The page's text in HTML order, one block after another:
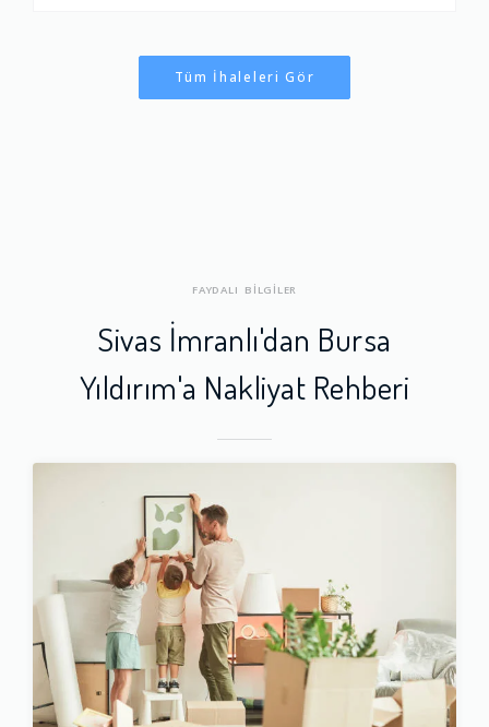
Tüm İhaleleri Gör
FAYDALI BİLGİLER
Sivas İmranlı'dan Bursa
Yıldırım'a Nakliyat Rehberi